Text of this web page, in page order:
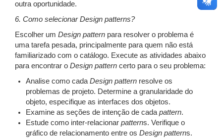
outra oportunidade.
6. Como selecionar Design patterns?
Escolher um Design pattern para resolver o problema é
uma tarefa pesada, principalmente para quem não está
familiarizado com o catálogo. Execute as atividades abaixo
para encontrar o Design pattern certo para o seu problema:
Analise como cadaDesign pattern resolve os
problemas de projeto. Determine a granularidade do
objeto, especifique as interfaces dos objetos.
Examine as seções de intenção de cadapattern.
Estude como inter-relacionarpatterns. Verifique o
gráfico de relacionamento entre osDesign patterns.